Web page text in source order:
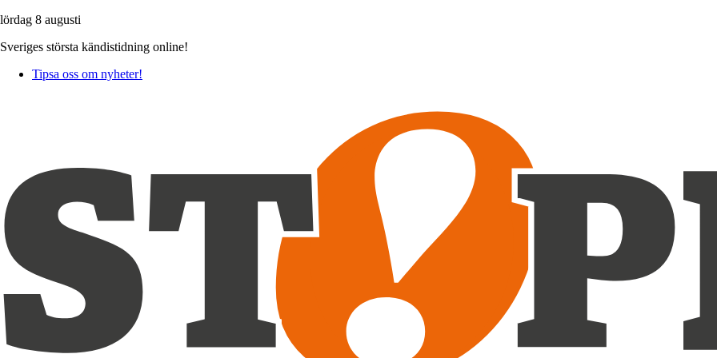
lördag 8 augusti
Sveriges största kändistidning online!
Tipsa oss om nyheter!